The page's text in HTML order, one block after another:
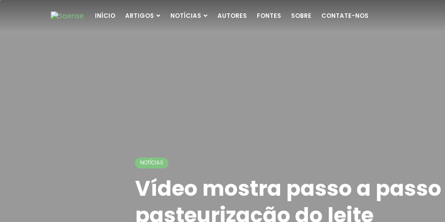
INÍCIO ARTIGOS NOTÍCIAS AUTORES FONTES SOBRE CONTATE-NOS
NOTÍCIAS
Vídeo mostra passo a
pasteurização do leite